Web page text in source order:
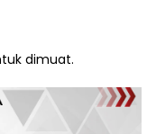
dimuat.